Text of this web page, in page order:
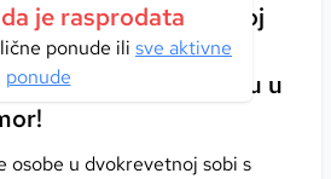
je rasprodata
ponude ili sve aktivne
ponude
– uživajte u planinskoj
– prostor gdje se
i komfor pretvaraju u
osobe u dvokrevetnoj sobi s